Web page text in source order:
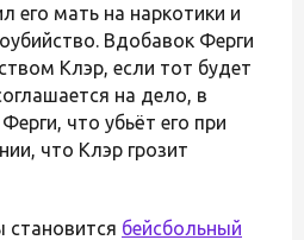
его мать на наркотики и
Вдобавок Ферги
Клэр, если тот будет
на дело, в
что убьёт его при
что Клэр грозит
бейсбольный